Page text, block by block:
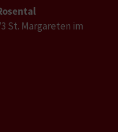
St. Margareten im